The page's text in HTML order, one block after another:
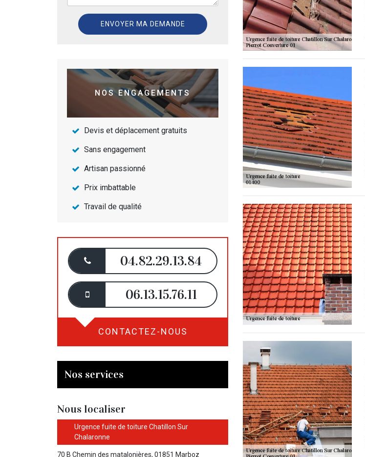
NOS ENGAGEMENTS
Devis et déplacement gratuits
Sans engagement
Artisan passionné
Prix imbattable
Travail de qualité
04.82.29.13.84
06.13.15.76.11
CONTACTEZ-NOUS
Nos services
Nous localiser
Urgence fuite de toiture Chatillon Sur
Chalaronne
70 B Chemin des matalonières, 01851 Marboz